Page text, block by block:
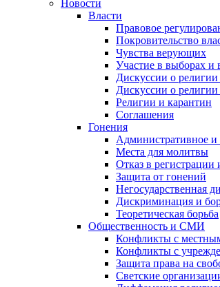
Новости
Власти
Правовое
Покровительство
Чувства верующих
Участие в выборах и
Дискуссии о религии
Дискуссии о религии
Религии и карантин
Соглашения
Гонения
Административное и
Места для молитвы
Отказ в
Защита от гонений
Негосударственная
Дискриминация и
Теоретическая борьба
Общественность и СМИ
Конфликты с
Конфликты с
Защита права на
Светские